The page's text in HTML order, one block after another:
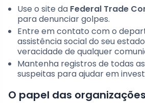
Use o site da Federal Trade
para denunciar golpes.
Entre em contato com o
assistência social do seu
veracidade de qualquer
Mantenha registros de todas
suspeitas para ajudar em
O papel das